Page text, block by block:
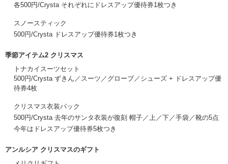
各500円/Crysta それぞれにドレスアップ優待券1枚つき
スノースティック
500円/Crysta ドレスアップ優待券1枚つき
季節アイテム2 クリスマス
トナカイスーツセット
500円/Crysta ずきん／スーツ／グローブ／シューズ + ドレスアップ優
待券4枚
クリスマス衣装パック
500円/Crysta 去年のサンタ衣装が復刻 帽子／上／下／手袋／靴の5点
今年はドレスアップ優待券5枚つき
アンルシア クリスマスのギフト